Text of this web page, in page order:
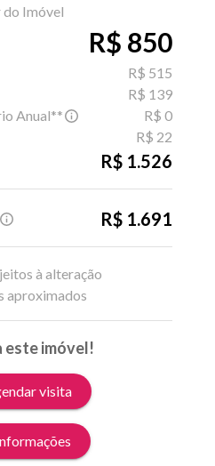
do Imóvel
R$ 850
R$ 515
R$ 139
Anual**
R$ 0
R$ 22
R$ 1.526
R$ 1.691
à alteração
aproximados
este imóvel!
visita